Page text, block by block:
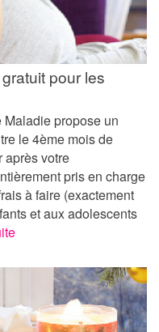
pour les
Maladie propose un
le 4ème mois de
après votre
pris en charge
à faire (exactement
et aux adolescents